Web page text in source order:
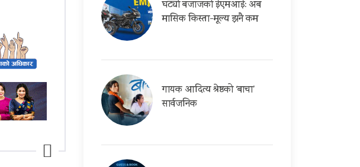
घट्यो बजाजको ईएमआई: अब
मासिक किस्ता-मूल्य झनै कम
गायक आदित्य श्रेष्ठको ‘बाचा’
सार्वजनिक